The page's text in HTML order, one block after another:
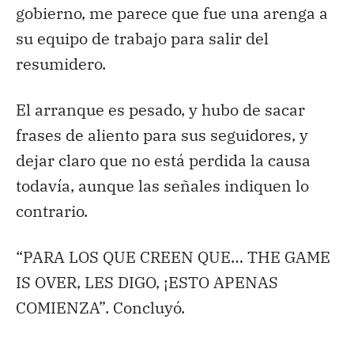
gobierno, me parece que fue una arenga a
su equipo de trabajo para salir del
resumidero.
El arranque es pesado, y hubo de sacar
frases de aliento para sus seguidores, y
dejar claro que no está perdida la causa
todavía, aunque las señales indiquen lo
contrario.
“PARA LOS QUE CREEN QUE… THE GAME
IS OVER, LES DIGO, ¡ESTO APENAS
COMIENZA”. Concluyó.